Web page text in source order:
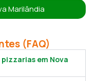
Marilândia
(FAQ)
em Nova